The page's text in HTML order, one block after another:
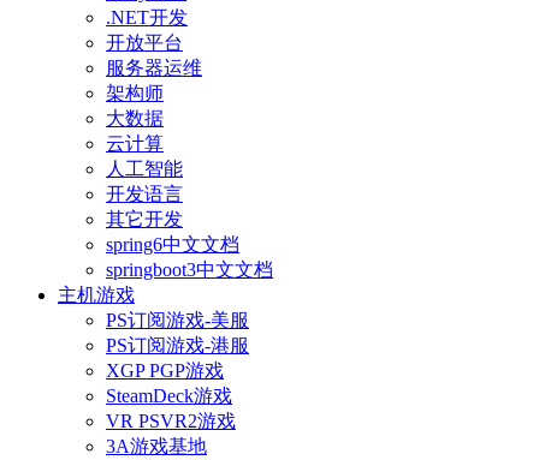
.NET开发
开放平台
服务器运维
架构师
大数据
云计算
人工智能
开发语言
其它开发
spring6中文文档
springboot3中文文档
主机游戏
PS订阅游戏-美服
PS订阅游戏-港服
XGP PGP游戏
SteamDeck游戏
VR PSVR2游戏
3A游戏基地